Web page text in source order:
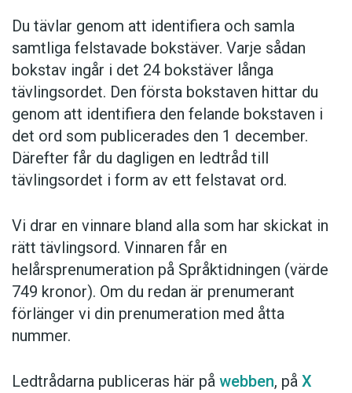
Du tävlar genom att identifiera och samla
samtliga felstavade bokstäver. Varje sådan
bokstav ingår i det 24 bokstäver långa
tävlingsordet. Den första bokstaven hittar du
genom att identifiera den felande bokstaven i
det ord som publicerades den 1 december.
Därefter får du dagligen en ledtråd till
tävlingsordet i form av ett felstavat ord.
Vi drar en vinnare bland alla som har skickat in
rätt tävlingsord. Vinnaren får en
helårsprenumeration på Språktidningen (värde
749 kronor). Om du redan är prenumerant
förlänger vi din prenumeration med åtta
nummer.
Ledtrådarna publiceras här på webben, på X